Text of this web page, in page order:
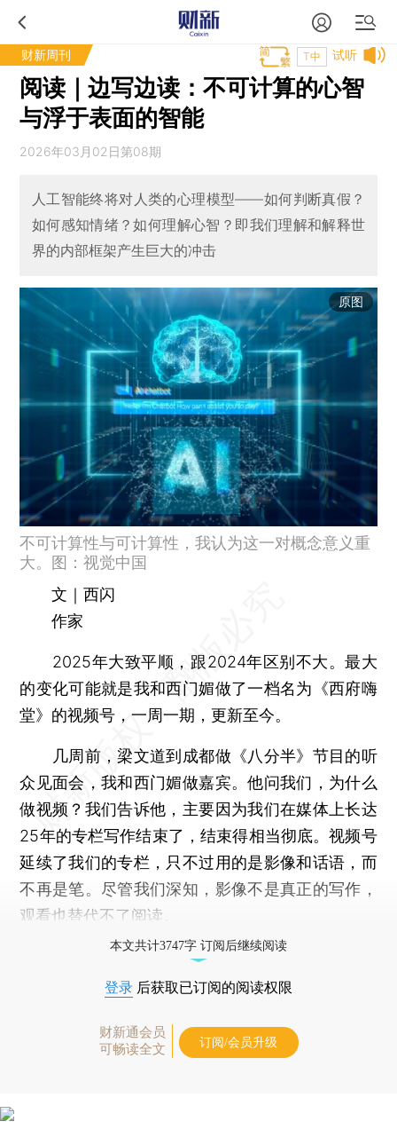
财新周刊 试听
T中
阅读｜边写边读：不可计算的心智
与浮于表面的智能
2026年03月02日第08期
人工智能终将对人类的心理模型——如何判断真假？
如何感知情绪？如何理解心智？即我们理解和解释世
界的内部框架产生巨大的冲击
原图
不可计算性与可计算性，我认为这一对概念意义重
大。图：视觉中国
文｜西闪
作家
2025年大致平顺，跟2024年区别不大。最大
的变化可能就是我和西门媚做了一档名为《西府嗨
堂》的视频号，一周一期，更新至今。
几周前，梁文道到成都做《八分半》节目的听
众见面会，我和西门媚做嘉宾。他问我们，为什么
做视频？我们告诉他，主要因为我们在媒体上长达
25年的专栏写作结束了，结束得相当彻底。视频号
延续了我们的专栏，只不过用的是影像和话语，而
不再是笔。尽管我们深知，影像不是真正的写作，
观看也替代不了阅读。
本文共计3747字 订阅后继续阅读
登录 后获取已订阅的阅读权限
财新通会员
可畅读全文
订阅/会员升级